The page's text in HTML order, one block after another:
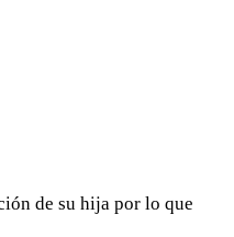
de su hija por lo que